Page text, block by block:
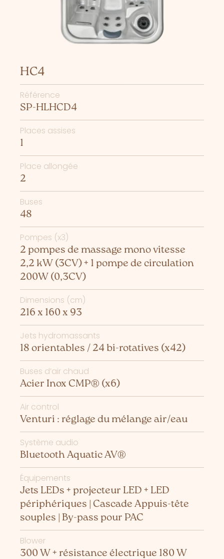
HC4
Référence
SP-HLHCD4
Places assises
1
Place allongée
2
Buses
48
Pompes (x3)
2 pompes de massage mono vitesse
2,2 kW (3CV) + 1 pompe de circulation
200W (0,3CV)
Dimensions (cm)
216 x 160 x 93
Jets hydromassants
18 orientables / 24 bi-rotatives (x42)
Buses d’air chaud
Acier Inox CMP® (x6)
Air control
Venturi : réglage du mélange air/eau
Système audio
Bluetooth Aquatic AV®
Équipements
Jets LEDs + projecteur LED + LED
périphériques | Cascade Appuis-tête
souples | By-pass pour PAC
Blower
300 W + résistance électrique 180 W